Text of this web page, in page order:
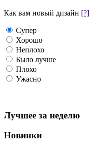
Как вам новый дизайн [?]
Супер
Хорошо
Неплохо
Было лучше
Плохо
Ужасно
Лучшее за неделю
Новинки